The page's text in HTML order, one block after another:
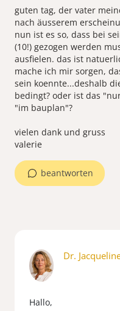
guten tag, der vater
nach äusserem
nun ist es so, dass bei
(10!) gezogen werden
ausfielen. das ist
mache ich mir sorgen,
sein koennte...deshalb
bedingt? oder ist das
"im bauplan"?
vielen dank und gruss
valerie
beantworten
Dr.
Hallo,